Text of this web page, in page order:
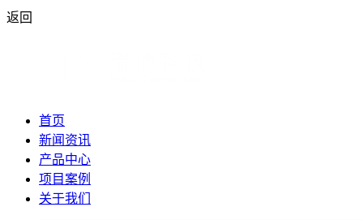
返回
首页
新闻资讯
产品中心
项目案例
关于我们